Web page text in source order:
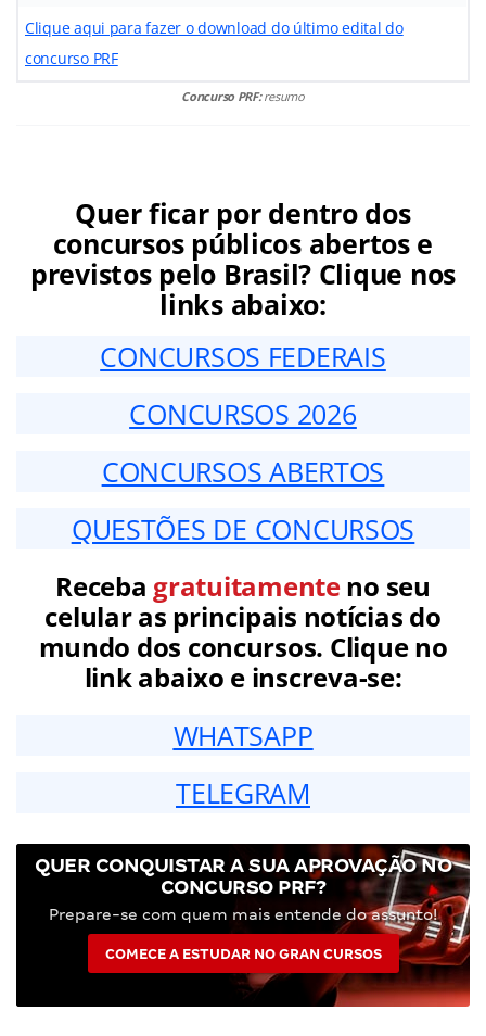
Clique aqui para fazer o download do último edital do
concurso PRF
Concurso PRF:resumo
Quer ficar por dentro dos
concursos públicos abertos e
previstos pelo Brasil? Clique nos
links abaixo:
CONCURSOS FEDERAIS
CONCURSOS 2026
CONCURSOS ABERTOS
QUESTÕES DE CONCURSOS
Receba gratuitamenteno seu
celular as principais notícias do
mundo dos concursos. Clique no
link abaixo e inscreva-se:
WHATSAPP
TELEGRAM
QUER CONQUISTAR A SUA APROVAÇÃO NO
CONCURSO PRF?
Prepare-se com quem mais entende do assunto!
COMECE A ESTUDAR NO GRAN CURSOS